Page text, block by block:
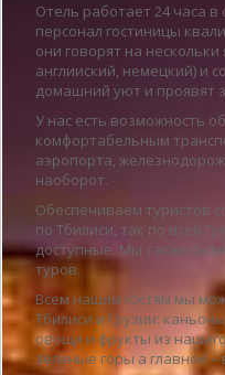
Отель работает 24 часа в
персонал гостиницы
они говорят на нескольки
англииский, немецкий) и
домашний уют и проявят
У нас есть возможность
комфортабельным
аэропорта,
наоборот.
Обеспечиваем туристов
по Тбилиси, так по всей
доступные. Мы также
туров.
Всем нашим гостям мы
Тбилиси и Грузии:
овощи и фрукты из
зеленые горы а главное